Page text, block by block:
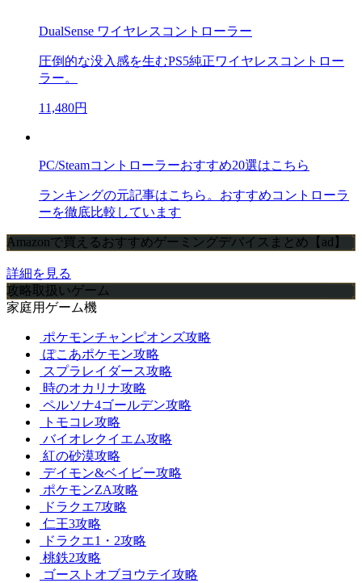
DualSense ワイヤレスコントローラー
圧倒的な没入感を生むPS5純正ワイヤレスコントロー
ラー。
11,480円
PC/Steamコントローラーおすすめ20選はこちら
ランキングの元記事はこちら。おすすめコントローラ
ーを徹底比較しています
Amazonで買えるおすすめゲーミングデバイスまとめ【ad】
詳細を見る
攻略取扱いゲーム
家庭用ゲーム機
ポケモンチャンピオンズ攻略
ぽこあポケモン攻略
スプラレイダース攻略
時のオカリナ攻略
ペルソナ4ゴールデン攻略
トモコレ攻略
バイオレクイエム攻略
紅の砂漠攻略
デイモン&ベイビー攻略
ポケモンZA攻略
ドラクエ7攻略
仁王3攻略
ドラクエ1・2攻略
桃鉄2攻略
ゴーストオブヨウテイ攻略